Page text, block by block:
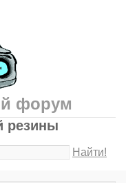
форум
резины
Найти!